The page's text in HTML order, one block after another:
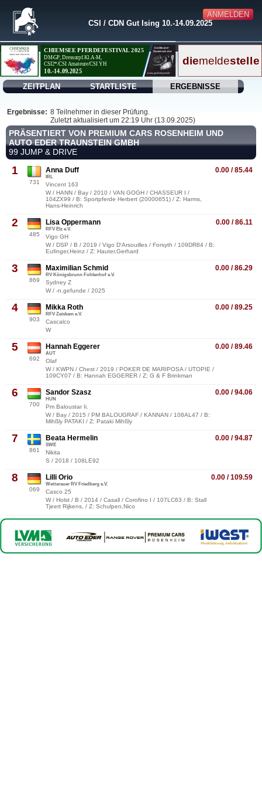
ANMELDEN
CSI / CDN Gut Ising 10.-14.09.2025
ZEITPLAN STARTLISTE ERGEBNISSE
Ergebnisse: 8 Teilnehmer in dieser Prüfung.
Zuletzt aktualisiert um 22:19 Uhr (13.09.2025)
PRÄSENTIERT VON PREMIUM CARS ROSENHEIM UND
AUTO EDER TRAUNSTEIN GMBH
99 JUMP & DRIVE
1
731
0.00 / 85.44
Anna Duff
IRL
Vincent 163
W / HANN / Bay / 2010 / VAN GOGH / CHASSEUR I /
104ZX99 / B: Sportpferde Herbert (20000651) / Z: Harms,
Hans-Heinrich
2
485
0.00 / 86.11
Lisa Oppermann
RFV Elz e.V.
Vigo GH
W / DSP / B / 2019 / Vigo D'Arsouilles / Forsyth / 109DR84 / B:
Eufinger,Heinz / Z: Hauter,Gerhard
3
869
0.00 / 86.29
Maximilian Schmid
RV Königsbrunn Fohlenhof e.V.
Sydney Z
W / -n.gefunde / 2025
4
903
0.00 / 89.25
Mikka Roth
RFV Zeiskam e.V.
Cascalco
W
5
692
0.00 / 89.46
Hannah Eggerer
AUT
Olaf
W / KWPN / Chest / 2019 / POKER DE MARIPOSA / UTOPIE /
109CY07 / B: Hannah EGGERER / Z: G & F Brinkman
6
700
0.00 / 94.06
Sandor Szasz
HUN
Pm Baloustar Ii.
W / Bay / 2015 / PM BALOUGRAF / KANNAN / 108AL47 / B:
Mihßly PATAKI / Z: Pataki Mihßly
7
861
0.00 / 94.87
Beata Hermelin
SWE
Nikita
S / 2018 / 108LE92
8
069
0.00 / 109.59
Lilli Orio
Wetterauer RV Friedberg e.V.
Casco 25
W / Holst / B / 2014 / Casall / Corofino I / 107LC63 / B: Stall
Tjeert Rijkens, / Z: Schulpen,Nico